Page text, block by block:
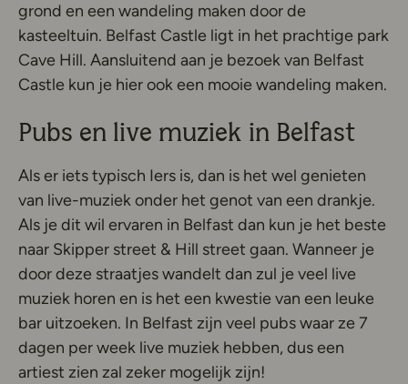
grond en een wandeling maken door de
kasteeltuin. Belfast Castle ligt in het prachtige park
Cave Hill. Aansluitend aan je bezoek van Belfast
Castle kun je hier ook een mooie wandeling maken.
Pubs en live muziek in Belfast
Als er iets typisch Iers is, dan is het wel genieten
van live-muziek onder het genot van een drankje.
Als je dit wil ervaren in Belfast dan kun je het beste
naar Skipper street & Hill street gaan. Wanneer je
door deze straatjes wandelt dan zul je veel live
muziek horen en is het een kwestie van een leuke
bar uitzoeken. In Belfast zijn veel pubs waar ze 7
dagen per week live muziek hebben, dus een
artiest zien zal zeker mogelijk zijn!